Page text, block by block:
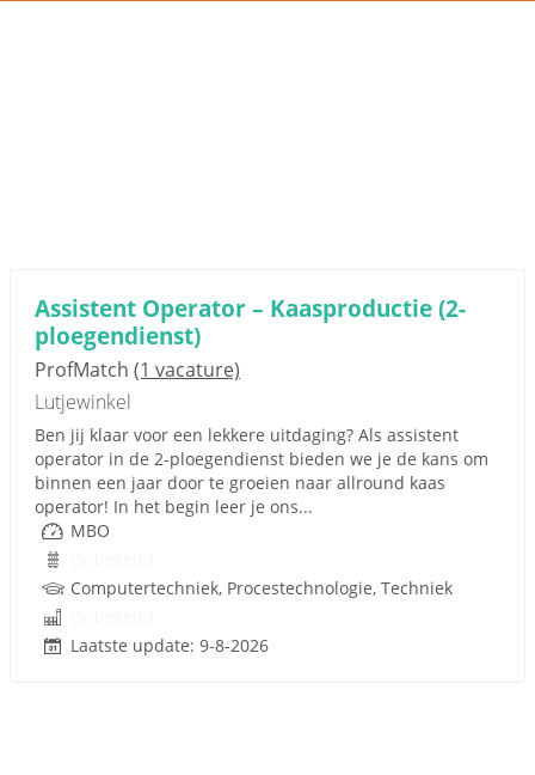
Assistent Operator – Kaasproductie (2-
ploegendienst)
ProfMatch (1 vacature)
Lutjewinkel
Ben jij klaar voor een lekkere uitdaging? Als assistent
operator in de 2-ploegendienst bieden we je de kans om
binnen een jaar door te groeien naar allround kaas
operator! In het begin leer je ons...
MBO
Computertechniek, Procestechnologie, Techniek
Laatste update: 9-8-2026